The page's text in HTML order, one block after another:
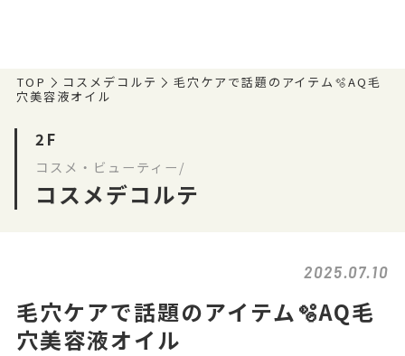
TOP コスメデコルテ
毛穴ケアで話題のアイテム🫧AQ毛
穴美容液オイル
2F
コスメ・ビューティー/
コスメデコルテ
2025.07.10
毛穴ケアで話題のアイテム🫧AQ毛
穴美容液オイル